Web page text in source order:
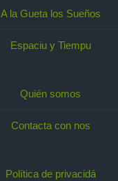
A la Gueta los Sueños
Espaciu y Tiempu
Quién somos
Contacta con nos
Política de privacidá